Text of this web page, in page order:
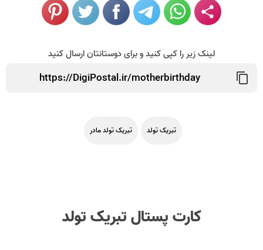
لینک زیر را کپی کنید و برای دوستانتان ارسال کنید
تبریک تولد تبریک تولد مادر
کارت پستال تبریک تولد